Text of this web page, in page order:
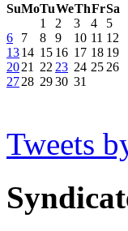
SuMoTuWeThFrSa
1
2 3 4
5
6
7 8 9 10 11 12
1314 15 16 17 18 19
2021 22 23 24 25 26
2728 2930 31
Tweets